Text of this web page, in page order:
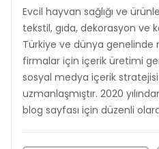
Evcil hayvan sağlığı ve
tekstil, gıda, dekorasyon ve
Türkiye ve dünya genelinde
firmalar için içerik üretimi
sosyal medya içerik
uzmanlaşmıştır. 2020
blog sayfası için düzenli